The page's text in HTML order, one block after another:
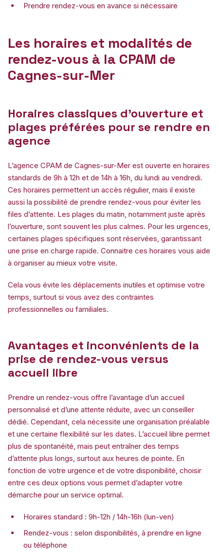
Prendre rendez-vous en avance si nécessaire
Les horaires et modalités de
rendez-vous à la CPAM de
Cagnes-sur-Mer
Horaires classiques d’ouverture et
plages préférées pour se rendre en
agence
L’agence CPAM de Cagnes-sur-Mer est ouverte en horaires
standards de 9h à 12h et de 14h à 16h, du lundi au vendredi.
Ces horaires permettent un accès régulier, mais il existe
aussi la possibilité de prendre rendez-vous pour éviter les
files d’attente. Les plages du matin, notamment juste après
l’ouverture, sont souvent les plus calmes. Pour les urgences,
certaines plages spécifiques sont réservées, garantissant
une prise en charge rapide. Connaitre ces horaires vous aide
à organiser au mieux votre visite.
Cela vous évite les déplacements inutiles et optimise votre
temps, surtout si vous avez des contraintes
professionnelles ou familiales.
Avantages et inconvénients de la
prise de rendez-vous versus
accueil libre
Prendre un rendez-vous offre l’avantage d’un accueil
personnalisé et d’une attente réduite, avec un conseiller
dédié. Cependant, cela nécessite une organisation préalable
et une certaine flexibilité sur les dates. L’accueil libre permet
plus de spontanéité, mais peut entraîner des temps
d’attente plus longs, surtout aux heures de pointe. En
fonction de votre urgence et de votre disponibilité, choisir
entre ces deux options vous permet d’adapter votre
démarche pour un service optimal.
Horaires standard : 9h-12h / 14h-16h (lun-ven)
Rendez-vous : selon disponibilités, à prendre en ligne
ou téléphone